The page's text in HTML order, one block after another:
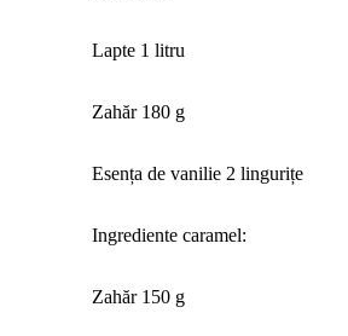
Lapte 1 litru
Zahăr 180 g
Esența de vanilie 2 lingurițe
Ingrediente caramel:
Zahăr 150 g